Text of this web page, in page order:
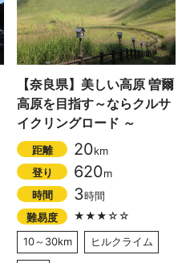
【奈良県】美しい高原 曽爾
高原を目指す～ならクルサ
イクリングロード ～
距離 20km
登り
620m
時間
3時間
難易度
★★★☆☆
10～30km
ヒルクライム